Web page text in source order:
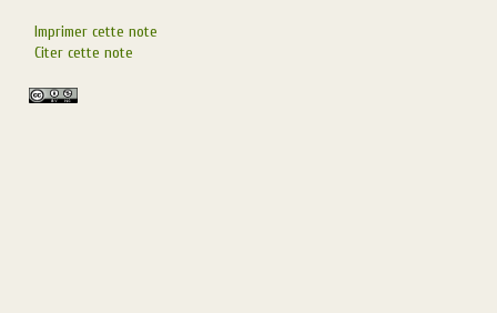
Imprimer cette note
Citer cette note